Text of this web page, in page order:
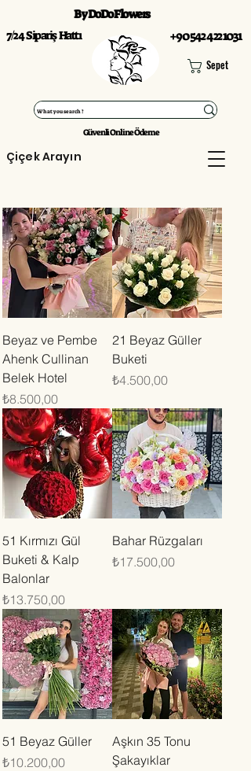
7/24 Sipariş Hattı +90 542 422 1031
By DoDo Flowers
Sepet
Çiçek Arayın
Güvenli Online Ödeme
Beyaz ve Pembe
Ahenk Cullinan
Belek Hotel
Fiyat
₺8.500,00
21 Beyaz Güller
Buketi
Fiyat
₺4.500,00
51 Kırmızı Gül
Buketi & Kalp
Balonlar
Fiyat
₺13.750,00
Bahar Rüzgaları
Fiyat
₺17.500,00
51 Beyaz Güller
Fiyat
₺10.200,00
Aşkın 35 Tonu
Şakayıklar